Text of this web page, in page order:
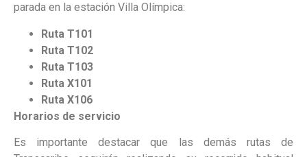
parada en la estación Villa Olímpica:
Ruta T101
Ruta T102
Ruta T103
Ruta X101
Ruta X106
Horarios de servicio
Es importante destacar que las demás rutas de